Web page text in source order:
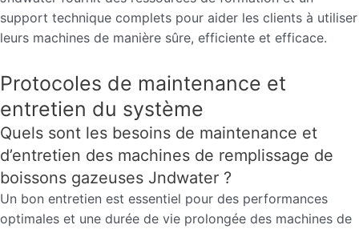
support technique complets pour aider les clients à utiliser
leurs machines de manière sûre, efficiente et efficace.
Protocoles de maintenance et
entretien du système
Quels sont les besoins de maintenance et
d’entretien des machines de remplissage de
boissons gazeuses Jndwater ?
Un bon entretien est essentiel pour des performances
optimales et une durée de vie prolongée des machines de